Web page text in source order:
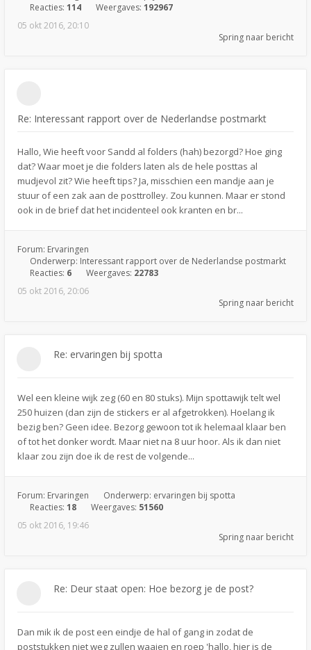
Reacties: 114 Weergaves: 192967
05 okt 2016, 20:10
Spring naar bericht
Re: Interessant rapport over de Nederlandse postmarkt
Hallo, Wie heeft voor Sandd al folders (hah) bezorgd? Hoe ging
dat? Waar moet je die folders laten als de hele posttas al
mudjevol zit? Wie heeft tips? Ja, misschien een mandje aan je
stuur of een zak aan de posttrolley. Zou kunnen. Maar er stond
ook in de brief dat het incidenteel ook kranten en br...
Forum: Ervaringen
Onderwerp: Interessant rapport over de Nederlandse postmarkt
Reacties: 6 Weergaves: 22783
05 okt 2016, 20:06
Spring naar bericht
Re: ervaringen bij spotta
Wel een kleine wijk zeg (60 en 80 stuks). Mijn spottawijk telt wel
250 huizen (dan zijn de stickers er al afgetrokken). Hoelang ik
bezig ben? Geen idee. Bezorg gewoon tot ik helemaal klaar ben
of tot het donker wordt. Maar niet na 8 uur hoor. Als ik dan niet
klaar zou zijn doe ik de rest de volgende...
Forum: Ervaringen Onderwerp: ervaringen bij spotta
Reacties: 18 Weergaves: 51560
05 okt 2016, 19:46
Spring naar bericht
Re: Deur staat open: Hoe bezorg je de post?
Dan mik ik de post een eindje de hal of gang in zodat de
poststukken niet weg zullen waaien en roep 'hallo, hier is de